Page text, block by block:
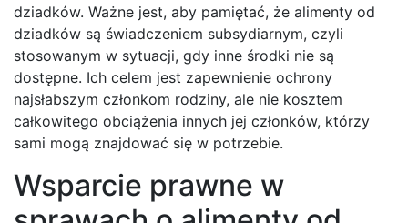
dziadków. Ważne jest, aby pamiętać, że alimenty od
dziadków są świadczeniem subsydiarnym, czyli
stosowanym w sytuacji, gdy inne środki nie są
dostępne. Ich celem jest zapewnienie ochrony
najsłabszym członkom rodziny, ale nie kosztem
całkowitego obciążenia innych jej członków, którzy
sami mogą znajdować się w potrzebie.
Wsparcie prawne w